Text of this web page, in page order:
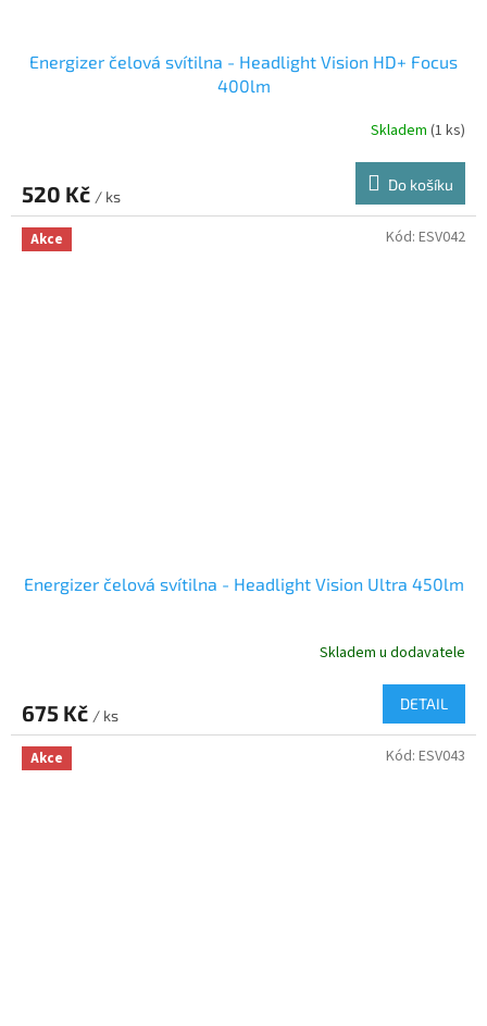
Energizer čelová svítilna - Headlight Vision HD+ Focus
400lm
Skladem (1 ks)
520 Kč / ks
Do košíku
Akce
Energizer čelová svítilna - Headlight Vision Ultra 450lm
Skladem u dodavatele
675 Kč / ks
DETAIL
Kód: ESV042
Akce Kód: ESV043